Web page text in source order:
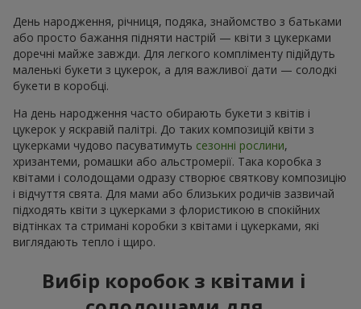
День народження, річниця, подяка, знайомство з батьками
або просто бажання підняти настрій — квіти з цукерками
доречні майже завжди. Для легкого компліменту підійдуть
маленькі букети з цукерок, а для важливої дати — солодкі
букети в коробці.
На день народження часто обирають букети з квітів і
цукерок у яскравій палітрі. До таких композицій квіти з
цукерками чудово пасуватимуть сезонні рослини,
хризантеми, ромашки або альстромерії. Така коробка з
квітами і солодощами одразу створює святкову композицію
і відчуття свята. Для мами або близьких родичів зазвичай
підходять квіти з цукерками з флористикою в спокійних
відтінках та стримані коробки з квітами і цукерками, які
виглядають тепло і щиро.
Вибір коробок з квітами і